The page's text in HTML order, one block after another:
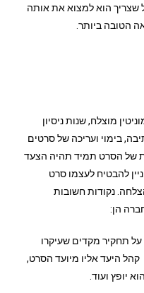
הוא למצוא את אותה
הטובה ביותר.
מוצלח, שנות ניסיון
בימוי ועריכה של סרטים
של הסרט תמיד תהיה הצעד
להבטיח לעצמו סרט
נקודות חשובות
הן:
תחקיר מקדים שעיקרו
היעד אליו מיועד הסרט,
יופץ ועוד.